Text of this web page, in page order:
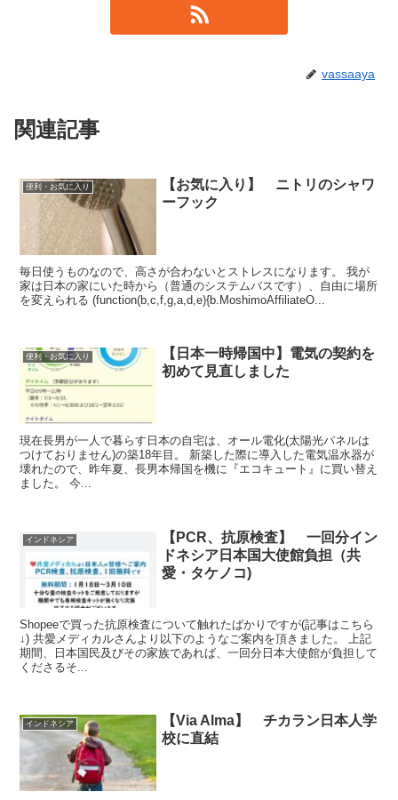
vassaaya
関連記事
便利・お気に入り
【お気に入り】 ニトリのシャワ
ーフック
毎日使うものなので、高さが合わないとストレスになります。 我が
家は日本の家にいた時から（普通のシステムバスです）、自由に場所
を変えられる (function(b,c,f,g,a,d,e){b.MoshimoAffiliateO...
便利・お気に入り
【日本一時帰国中】電気の契約を
初めて見直しました
現在長男が一人で暮らす日本の自宅は、オール電化(太陽光パネルは
つけておりません)の築18年目。 新築した際に導入した電気温水器が
壊れたので、昨年夏、長男本帰国を機に『エコキュート』に買い替え
ました。 今...
インドネシア
【PCR、抗原検査】 一回分イン
ドネシア日本国大使館負担（共
愛・タケノコ)
Shopeeで買った抗原検査について触れたばかりですが(記事はこちら
↓) 共愛メディカルさんより以下のようなご案内を頂きました。 上記
期間、日本国民及びその家族であれば、一回分日本大使館が負担して
くださるそ...
インドネシア
【Via Alma】 チカラン日本人学
校に直結